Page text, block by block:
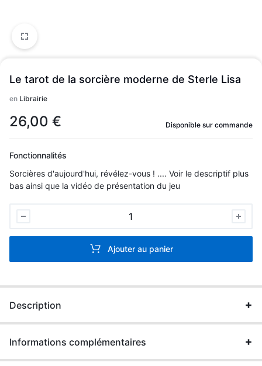
Le tarot de la sorcière moderne de Sterle Lisa
en Librairie
26,00 € Disponible sur commande
Fonctionnalités
Sorcières d'aujourd'hui, révélez-vous ! .... Voir le descriptif plus
bas ainsi que la vidéo de présentation du jeu
moderne
Sterle
Lisa
quantité
Ajouter au panier
Description
Informations complémentaires